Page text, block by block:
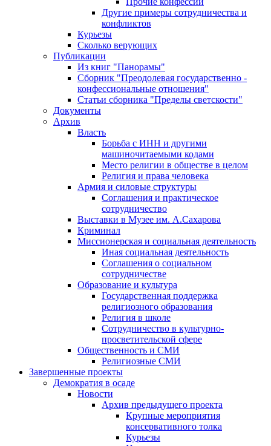
Другие примеры сотрудничества и
конфликтов
Курьезы
Сколько верующих
Публикации
Из книг "Панорамы"
Сборник "Преодолевая государственно -
конфессиональные отношения"
Статьи сборника "Пределы светскости"
Документы
Архив
Власть
Борьба с ИНН и другими
машиночитаемыми кодами
Место религии в обществе в целом
Религия и права человека
Армия и силовые структуры
Соглашения и практическое
сотрудничество
Выставки в Музее им. А.Сахарова
Криминал
Миссионерская и социальная деятельность
Иная социальная деятельность
Соглашения о социальном
сотрудничестве
Образование и культура
Государственная поддержка
религиозного образования
Религия в школе
Сотрудничество в культурно-
просветительской сфере
Общественность и СМИ
Религиозные СМИ
Завершенные проекты
Демократия в осаде
Новости
Архив предыдущего проекта
Крупные мероприятия
консервативного толка
Курьезы